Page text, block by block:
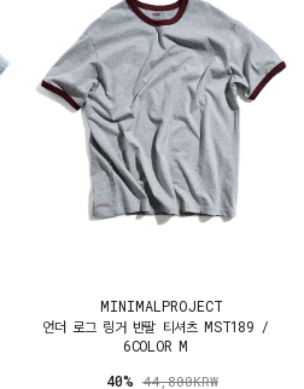
MINIMALPROJECT
언더 로그 링거 반팔 티셔츠 MST189 /
6COLOR M
40% 44,800KRW